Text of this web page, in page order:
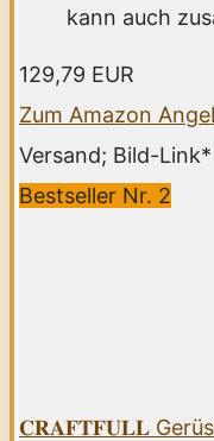
kann auch
129,79 EUR
Zum Amazon
Versand; Bild-Link*
Bestseller Nr. 2
𝐂𝐑𝐀𝐅𝐓𝐅𝐔𝐋𝐋